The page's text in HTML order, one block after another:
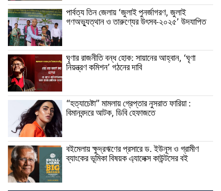
পার্বত্য তিন জেলায় ‘জুলাই পুনর্জাগরণ, জুলাই
গণঅভ্যুত্থান ও তারুণ্যের উৎসব-২০২৫’ উদযাপিত
ঘৃণার রাজনীতি বন্ধ হোক: সায়ানের আহ্বান, ‘ঘৃণা
নিয়ন্ত্রণ কমিশন’ গঠনের দাবি
“হত্যাচেষ্টা” মামলায় গ্রেপ্তার নুসরাত ফারিয়া :
বিমানবন্দরে আটক, ডিবি হেফাজতে
বইমেলায় ক্ষুদ্রঋণের প্রসারে ড. ইউনূস ও গ্রামীণ
ব্যাংকের ভূমিকা বিষয়ক এ্যালেক্স কাউন্টসের বই